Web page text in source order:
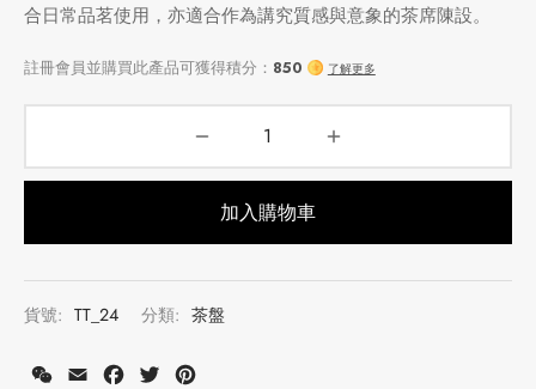
合日常品茗使用，亦適合作為講究質感與意象的茶席陳設。
加入購物車
貨號: TT_24 分類: 茶盤
WeChat
Email Facebook
Twitter